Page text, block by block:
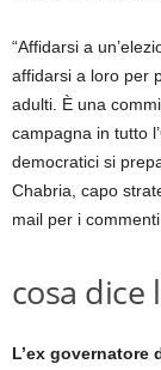
“Affidarsi a
affidarsi a loro per
adulti. È una
campagna in tutto
democratici si
Chabria, capo
mail per i commenti.
cosa dice
L’ex governatore